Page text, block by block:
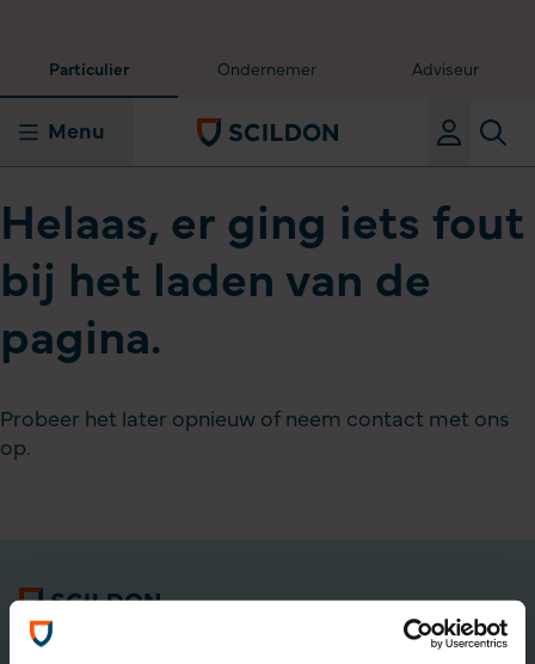
Particulier Ondernemer Adviseur
Menu
Helaas, er ging iets fout
bij het laden van de
pagina.
Probeer het later opnieuw of neem contact met ons
op.
Algemene informatie